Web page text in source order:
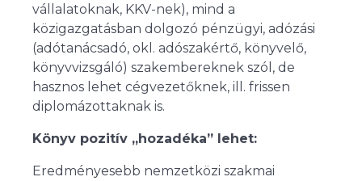
vállalatoknak, KKV-nek), mind a
közigazgatásban dolgozó pénzügyi, adózási
(adótanácsadó, okl. adószakértő, könyvelő,
könyvvizsgáló) szakembereknek szól, de
hasznos lehet cégvezetőknek, ill. frissen
diplomázottaknak is.
Könyv pozitív „hozadéka” lehet:
Eredményesebb nemzetközi szakmai